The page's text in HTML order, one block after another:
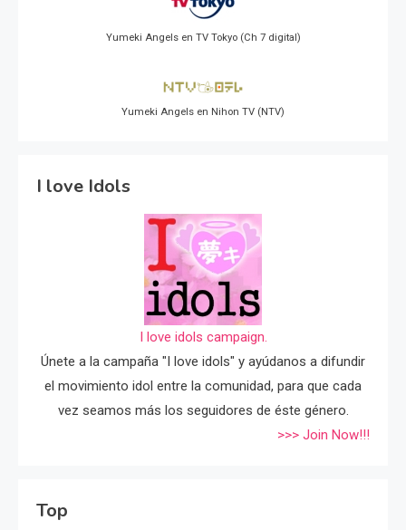
Yumeki Angels en TV Tokyo (Ch 7 digital)
Yumeki Angels en Nihon TV (NTV)
I love Idols
I love idols campaign.
Únete a la campaña "I love idols" y ayúdanos a difundir
el movimiento idol entre la comunidad, para que cada
vez seamos más los seguidores de éste género.
>>> Join Now!!!
Top